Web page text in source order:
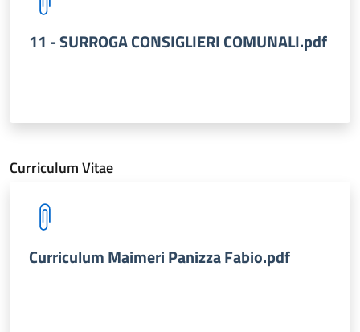
11 - SURROGA CONSIGLIERI COMUNALI.pdf
Curriculum Vitae
Curriculum Maimeri Panizza Fabio.pdf